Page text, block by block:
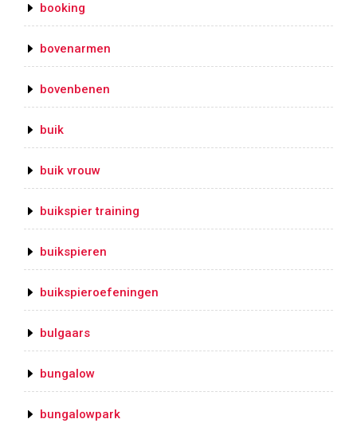
booking
bovenarmen
bovenbenen
buik
buik vrouw
buikspier training
buikspieren
buikspieroefeningen
bulgaars
bungalow
bungalowpark